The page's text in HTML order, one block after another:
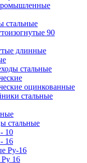
стальные
90
длинные
стальные
оцинкованные
стальные
стальные
10
16
Ру-16
16